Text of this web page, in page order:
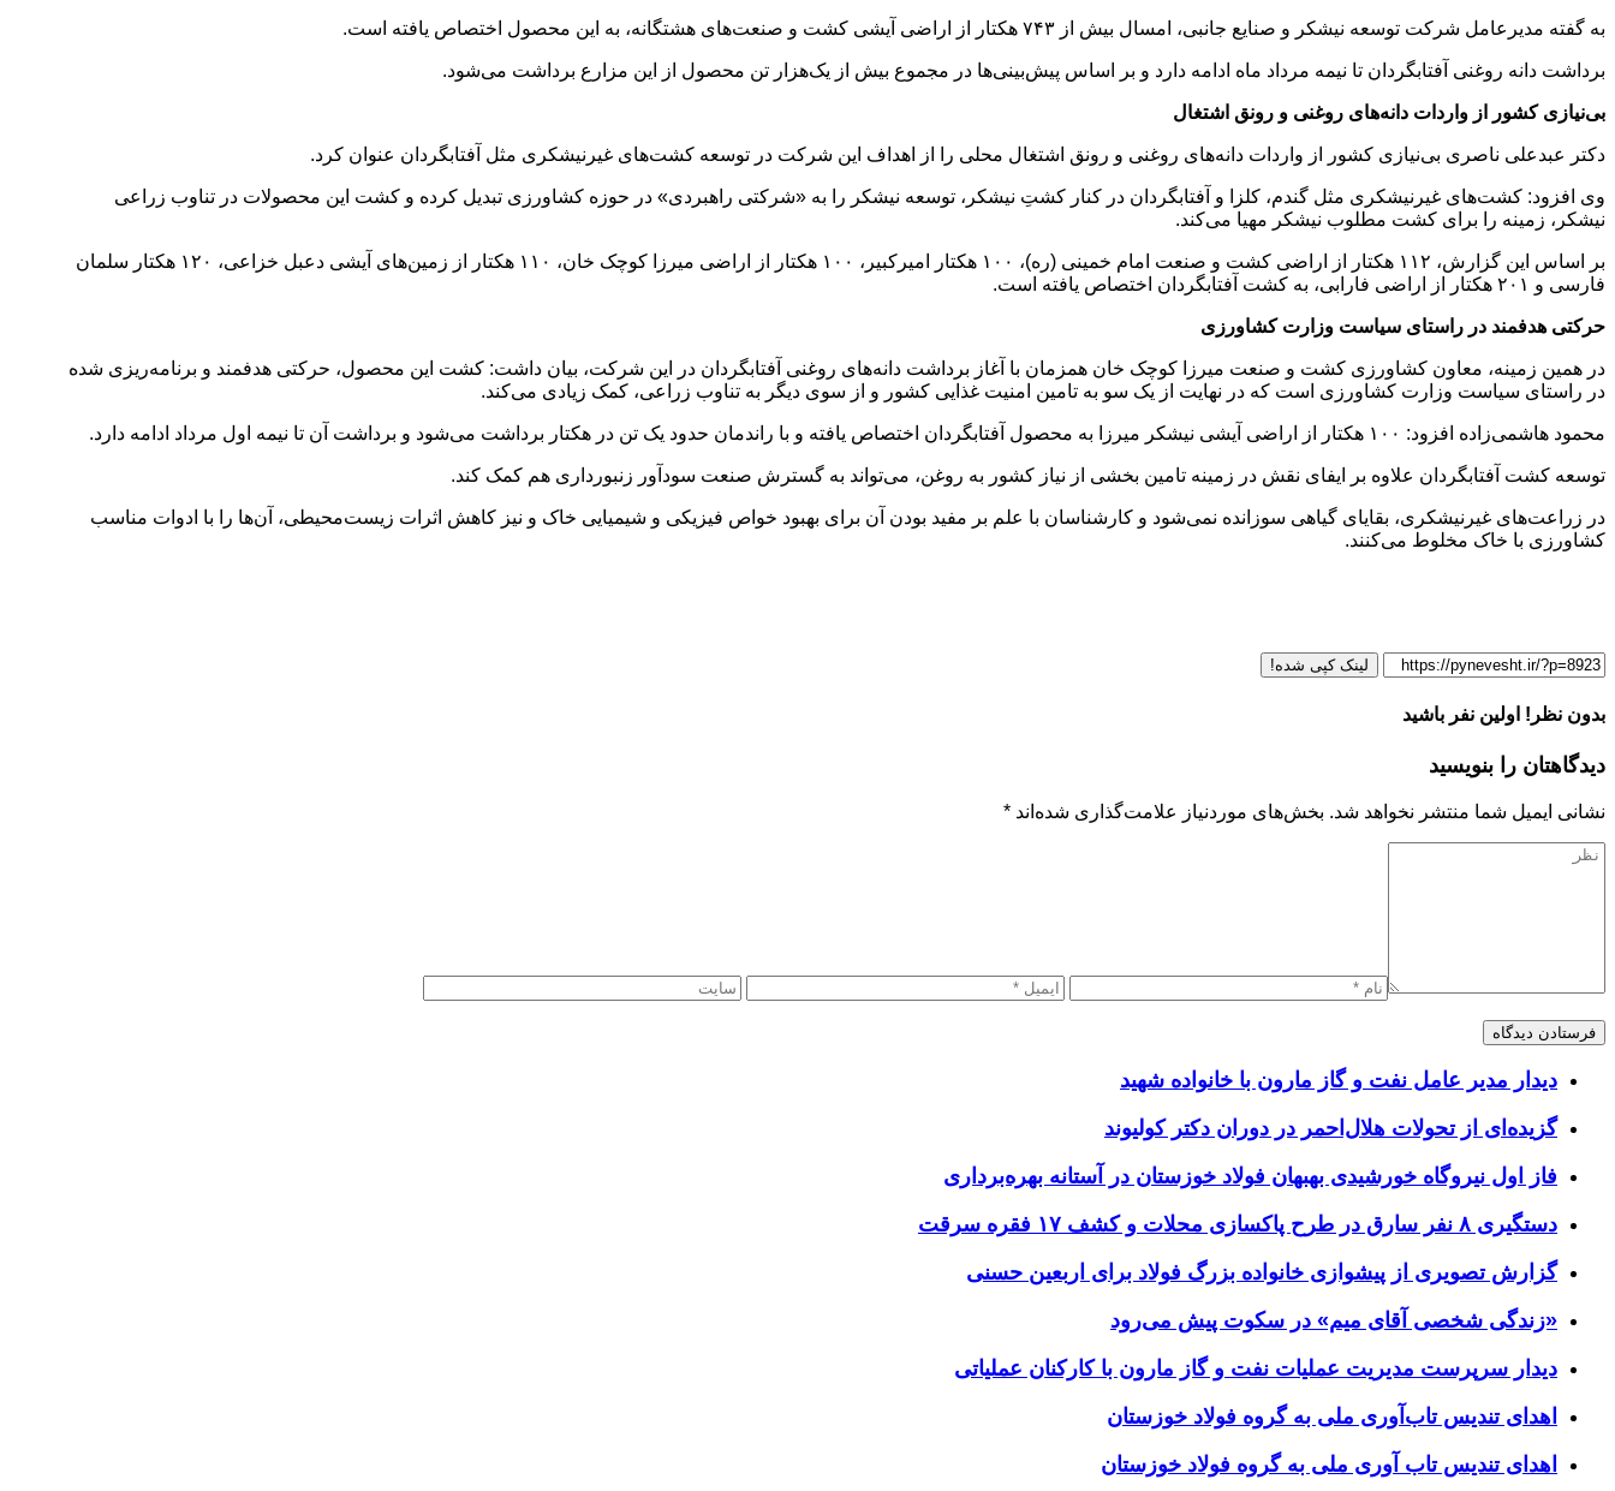
به گفته مدیرعامل شرکت توسعه نیشکر و صنایع جانبی، امسال بیش از ۷۴۳ هکتار از اراضی آیشی کشت و صنعت‌های هشتگانه، به این محصول اختصاص یافته است.
برداشت دانه روغنی آفتابگردان تا نیمه مرداد ماه ادامه دارد و بر اساس پیش‌بینی‌ها در مجموع بیش از یک‌هزار تن محصول از این مزارع برداشت می‌شود.
بی‌نیازی کشور از واردات دانه‌های روغنی و رونق اشتغال
دکتر عبدعلی ناصری بی‌نیازی کشور از واردات دانه‌های روغنی و رونق اشتغال محلی را از اهداف این شرکت در توسعه کشت‌های غیرنیشکری مثل آفتابگردان عنوان کرد.
وی افزود: کشت‌های غیرنیشکری مثل گندم، کلزا و آفتابگردان در کنار کشتِ نیشکر، توسعه نیشکر را به «شرکتی راهبردی» در حوزه کشاورزی تبدیل کرده و کشت این محصولات در تناوب زراعی
نیشکر، زمینه را برای کشت مطلوب نیشکر مهیا می‌کند.
بر اساس این گزارش، ۱۱۲ هکتار از اراضی کشت و صنعت امام خمینی (ره)، ۱۰۰ هکتار امیرکبیر، ۱۰۰ هکتار از اراضی میرزا کوچک خان، ۱۱۰ هکتار از زمین‌های آیشی دعبل خزاعی، ۱۲۰ هکتار سلمان
فارسی و ۲۰۱ هکتار از اراضی فارابی، به کشت آفتابگردان اختصاص یافته است.
حرکتی هدفمند در راستای سیاست وزارت کشاورزی
در همین زمینه، معاون کشاورزی کشت و صنعت میرزا کوچک خان همزمان با آغاز برداشت دانه‌های روغنی آفتابگردان در این شرکت، بیان داشت: کشت این محصول، حرکتی هدفمند و برنامه‌ریزی شده
در راستای سیاست وزارت کشاورزی است که در نهایت از یک سو به تامین امنیت غذایی کشور و از سوی دیگر به تناوب زراعی، کمک زیادی می‌کند.
محمود هاشمی‌زاده افزود: ۱۰۰ هکتار از اراضی آیشی نیشکر میرزا به محصول آفتابگردان اختصاص یافته و با راندمان حدود یک تن در هکتار برداشت می‌شود و برداشت آن تا نیمه اول مرداد ادامه دارد.
توسعه کشت آفتابگردان علاوه بر ایفای نقش در زمینه تامین بخشی از نیاز کشور به روغن، می‌تواند به گسترش صنعت سودآور زنبورداری هم کمک کند.
در زراعت‌های غیرنیشکری، بقایای گیاهی سوزانده نمی‌شود و کارشناسان با علم بر مفید بودن آن برای بهبود خواص فیزیکی و شیمیایی خاک و نیز کاهش اثرات زیست‌محیطی، آن‌ها را با ادوات مناسب
کشاورزی با خاک مخلوط می‌کنند.
لینک کپی شده!
بدون نظر! اولین نفر باشید
دیدگاهتان را بنویسید
نشانی ایمیل شما منتشر نخواهد شد. بخش‌های موردنیاز علامت‌گذاری شده‌اند *
دیدار مدیر عامل نفت و گاز مارون با خانواده شهید
گزیده‌ای از تحولات هلال‌احمر در دوران دکتر کولیوند
فاز اول نیروگاه خورشیدی بهبهان فولاد خوزستان در آستانه بهره‌برداری
دستگیری ۸ نفر سارق در طرح پاکسازی محلات و کشف ۱۷ فقره سرقت
گزارش تصویری از پیشوازی خانواده بزرگ فولاد برای اربعین حسنی
«زندگی شخصی آقای میم» در سکوت پیش می‌رود
دیدار سرپرست مدیریت عملیات نفت و گاز مارون با کارکنان عملیاتی
اهدای تندیس تاب‌آوری ملی به گروه فولاد خوزستان
اهدای تندیس تاب آوری ملی به گروه فولاد خوزستان